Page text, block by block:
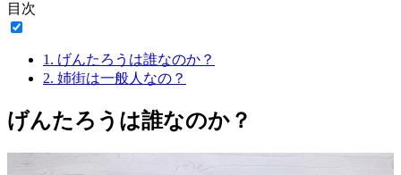
目次
1. げんたろうは誰なのか？
2. 姉街は一般人なの？
げんたろうは誰なのか？